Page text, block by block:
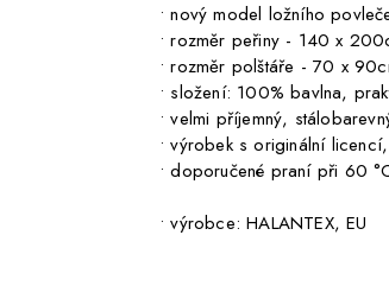
• nový model ložního
• rozměr peřiny - 140 x
• rozměr polštáře - 70 x
• složení: 100% bavlna,
• velmi příjemný,
• výrobek s originální
• doporučené praní při 60
• výrobce: HALANTEX, EU